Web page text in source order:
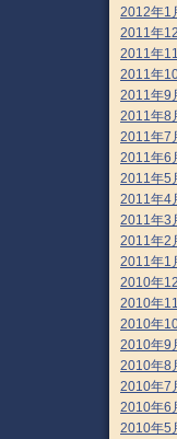
2012年1
2011年
2011年
2011年
2011年9
2011年8
2011年7
2011年6
2011年5
2011年4
2011年3
2011年2
2011年1
2010年
2010年
2010年
2010年9
2010年8
2010年7
2010年6
2010年5